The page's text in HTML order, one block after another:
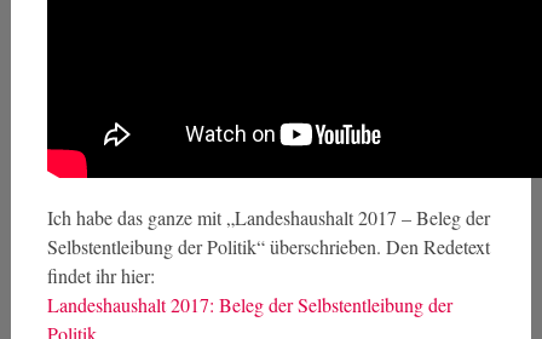
Ich habe das ganze mit „Landeshaushalt 2017 – Beleg der
Selbstentleibung der Politik“ überschrieben. Den Redetext
findet ihr hier:
Landeshaushalt 2017: Beleg der Selbstentleibung der
Politik